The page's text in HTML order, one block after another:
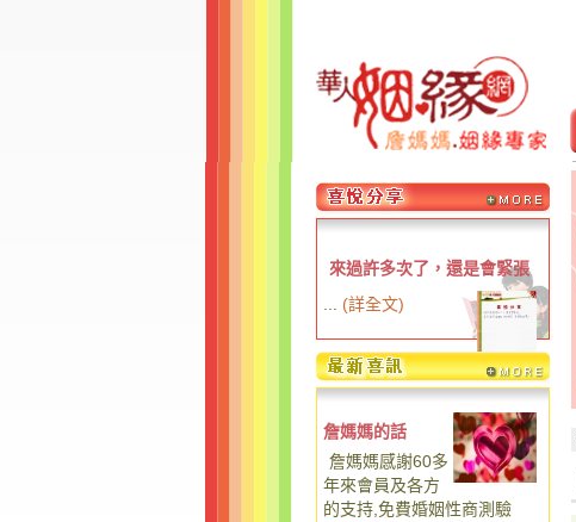
來過許多次了，還是會緊張
(詳全文)
詹媽媽的話
詹媽媽感謝60多
年來會員及各方
的支持,免費婚姻性商測驗